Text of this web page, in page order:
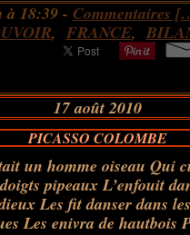
à 18:39 - Commentaires [
, FRANCE,
17 août 2010
PICASSO COLOMBE
un homme oiseau Qui
doigts pipeaux L’enfouit
Les fit danser dans
Les enivra de hautbois